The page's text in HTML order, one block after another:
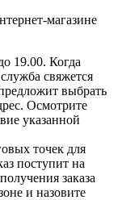
магазине
19.00. Когда
свяжется
выбрать
Осмотрите
указанной
точек для
поступит на
заказа
и назовите